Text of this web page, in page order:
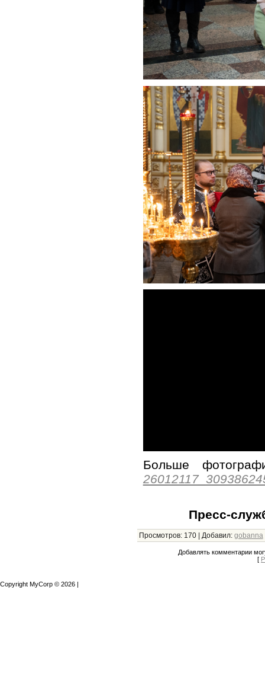
Больше
Пресс-
Просмотров: 170| Добавил: gobanna
Добавлять комментарии
[
Copyright MyCorp © 2026 |